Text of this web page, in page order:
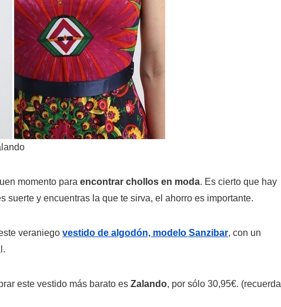
momento para encontrar chollos en moda. Es cierto que hay
suerte y encuentras la que te sirva, el ahorro es importante.
veraniego vestido de algodón, modelo Sanzibar, con un
este vestido más barato es Zalando, por sólo 30,95€. (recuerda